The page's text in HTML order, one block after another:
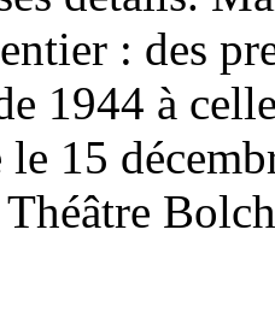
: des
1944 à
le 15